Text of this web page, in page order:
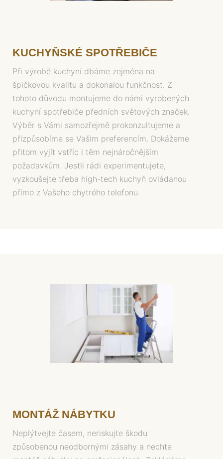
KUCHYŇSKÉ SPOTŘEBIČE
Při výrobě kuchyní dbáme zejména na
špičkovou kvalitu a dokonalou funkčnost. Z
tohoto důvodu montujeme do námi vyrobených
kuchyní spotřebiče předních světových značek.
Výběr s Vámi samozřejmě prokonzultujeme a
přizpůsobíme se Vašim preferencím. Dokážeme
přitom vyjít vstříc i těm nejnáročnějším
požadavkům. Jestli rádi experimentujete,
vyzkoušejte třeba high-tech kuchyň ovládanou
přímo z Vašeho chytrého telefonu.
MONTÁŽ NÁBYTKU
Neplýtvejte časem, neriskujte škodu
způsobenou neodbornými zásahy a nechte